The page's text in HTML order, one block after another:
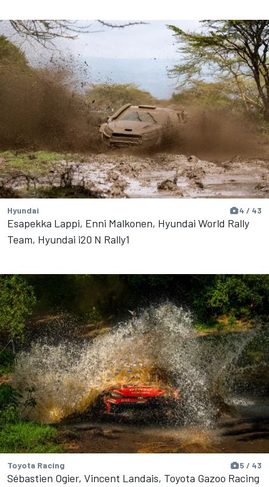
Hyundai 4 / 43
Esapekka Lappi, Enni Malkonen, Hyundai World Rally
Team, Hyundai i20 N Rally1
Toyota Racing 5 / 43
Sébastien Ogier, Vincent Landais, Toyota Gazoo Racing